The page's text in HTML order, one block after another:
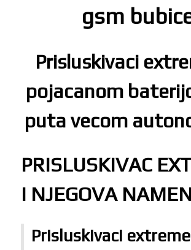
gsm
Prisluskivaci
pojacanom
puta vecom
PRISLUSKIVAC
I NJEGOVA
Prisluskivaci